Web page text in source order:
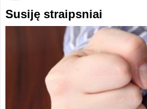
Susiję straipsniai